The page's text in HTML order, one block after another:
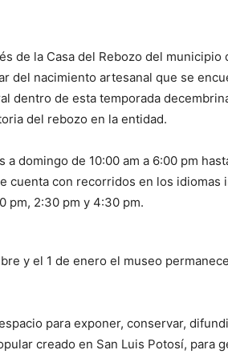
de la Casa del Rebozo del municipio
del nacimiento artesanal que se
dentro de esta temporada
del rebozo en la entidad.
domingo de 10:00 am a 6:00 pm
cuenta con recorridos en los idiomas
pm, 2:30 pm y 4:30 pm.
y el 1 de enero el museo
para exponer, conservar,
creado en San Luis Potosí, para